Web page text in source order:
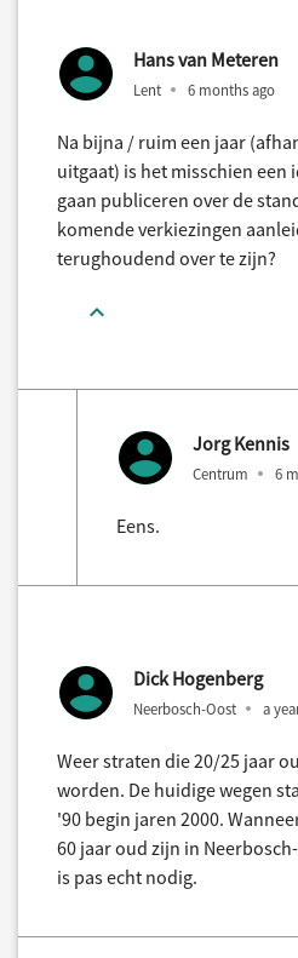
Hans van Meteren
Lent 6 months ago
Na bijna / ruim een jaar
uitgaat) is het misschien een
gaan publiceren over de
komende verkiezingen
terughoudend over te zijn?
Jorg Kennis
Centrum 6
Eens.
Dick Hogenberg
Neerbosch-Oost a
Weer straten die 20/25 jaar
worden. De huidige wegen
'90 begin jaren 2000.
60 jaar oud zijn in
is pas echt nodig.